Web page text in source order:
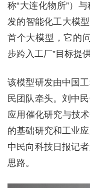
称“大连化物所”）
发的智能化工大模
首个大模型，它的
步跨入工厂”目标提
该模型研发由中国
民团队牵头。刘中
应用催化研究与技
的基础研究和工业
中民向科技日报记
思路。